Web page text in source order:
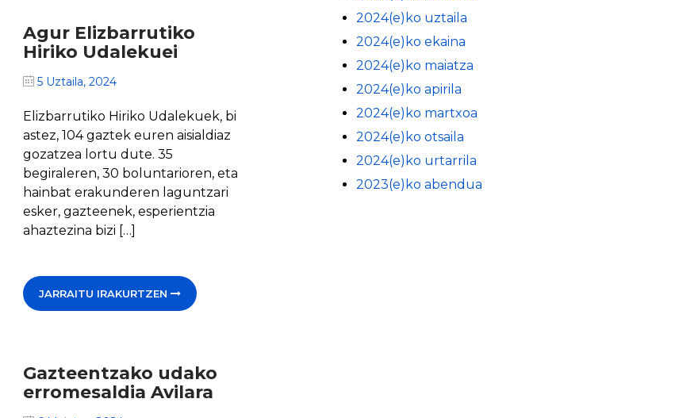
Agur Elizbarrutiko
Hiriko Udalekuei
5 Uztaila, 2024
Elizbarrutiko Hiriko Udalekuek, bi
astez, 104 gaztek euren aisialdiaz
gozatzea lortu dute. 35
begiraleren, 30 boluntarioren, eta
hainbat erakunderen laguntzari
esker, gazteenek, esperientzia
ahaztezina bizi […]
JARRAITU IRAKURTZEN
Gazteentzako udako
erromesaldia Avilara
2024(e)ko uztaila
2024(e)ko ekaina
2024(e)ko maiatza
2024(e)ko apirila
2024(e)ko martxoa
2024(e)ko otsaila
2024(e)ko urtarrila
2023(e)ko abendua